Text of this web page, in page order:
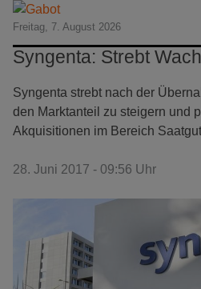
Freitag, 7. August 2026
Syngenta: Strebt
Syngenta strebt nach der
den Marktanteil zu steigern und
Akquisitionen im Bereich
28. Juni 2017 - 09:56 Uhr